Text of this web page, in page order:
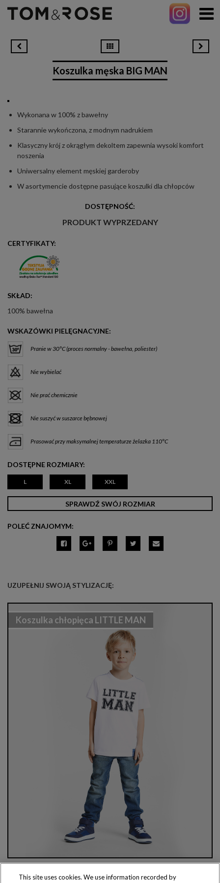
Koszulka męska BIG MAN
Wykonana w 100% z bawełny
Starannie wykończona, z modnym nadrukiem
Klasyczny krój z okrągłym dekoltem zapewnia wysoki komfort
noszenia
Uniwersalny element męskiej garderoby
W asortymencie dostępne pasujące koszulki dla chłopców
DOSTĘPNOŚĆ:
PRODUKT WYPRZEDANY
CERTYFIKATY:
SKŁAD:
100% bawełna
WSKAZÓWKI PIELĘGNACYJNE:
Pranie w 30°C (proces normalny - bawełna, poliester)
Nie wybielać
Nie prać chemicznie
Nie suszyć w suszarce bębnowej
Prasować przy maksymalnej temperaturze żelazka 110°C
DOSTĘPNE ROZMIARY:
L XL XXL
SPRAWDŹ SWÓJ ROZMIAR
POLEĆ ZNAJOMYM:
UZUPEŁNIJ SWOJĄ STYLIZACJĘ:
Koszulka chłopięca LITTLE MAN
This site uses cookies. We use information recorded by